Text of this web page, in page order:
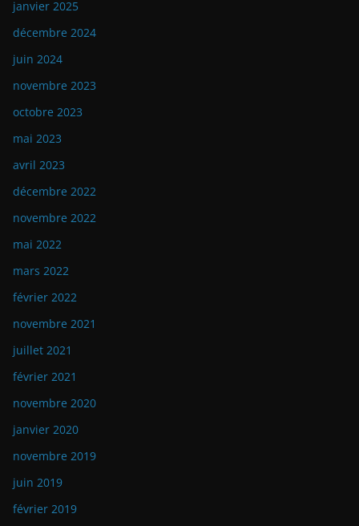
janvier 2025
décembre 2024
juin 2024
novembre 2023
octobre 2023
mai 2023
avril 2023
décembre 2022
novembre 2022
mai 2022
mars 2022
février 2022
novembre 2021
juillet 2021
février 2021
novembre 2020
janvier 2020
novembre 2019
juin 2019
février 2019